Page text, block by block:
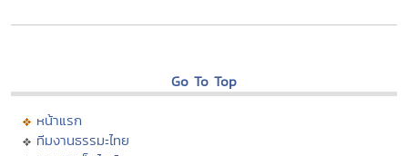
Go To Top
หน้าแรก
ทีมงานธรรมะไทย